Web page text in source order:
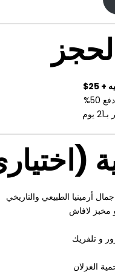
+ 52$
دفع 05%
بـ12 يوم
مخبز لافاش
و تلفريك
الغزلان